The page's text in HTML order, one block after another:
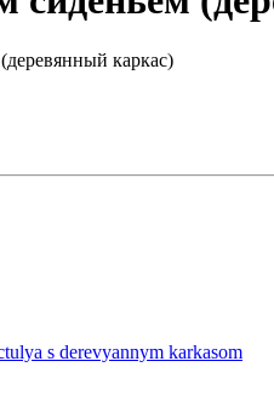
каркас)
s derevyannym karkasom